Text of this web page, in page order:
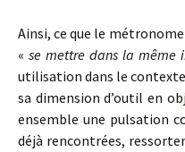
Ainsi, ce que le
« se mettre dans la même
utilisation dans le
sa dimension d’outil en
ensemble une pulsation
déjà rencontrées,